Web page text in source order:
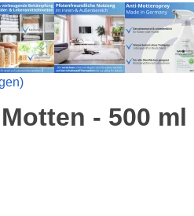
von 5 Sterne
- 500 ml